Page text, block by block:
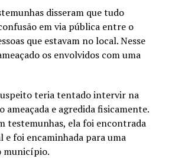
disseram que tudo
em via pública entre o
que estavam no local. Nesse
os envolvidos com uma
teria tentado intervir na
ameaçada e agredida fisicamente.
testemunhas, ela foi encontrada
e foi encaminhada para uma
município.